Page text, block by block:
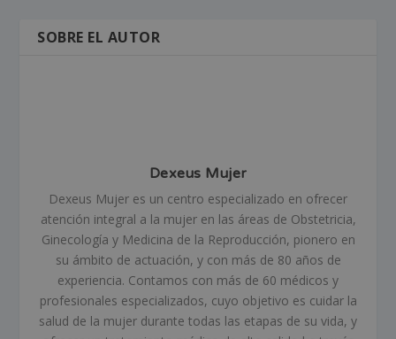
SOBRE EL AUTOR
Dexeus Mujer
Dexeus Mujer es un centro especializado en ofrecer
atención integral a la mujer en las áreas de Obstetricia,
Ginecología y Medicina de la Reproducción, pionero en
su ámbito de actuación, y con más de 80 años de
experiencia. Contamos con más de 60 médicos y
profesionales especializados, cuyo objetivo es cuidar la
salud de la mujer durante todas las etapas de su vida, y